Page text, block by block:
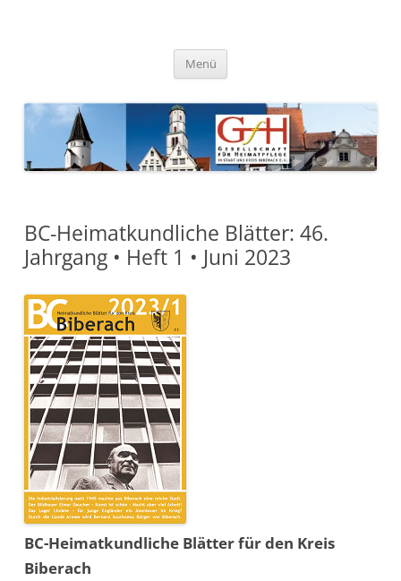
Gesellschaft für Heimatpflege
in Stadt und Kreis Biberach e.
V.
Menü
BC-Heimatkundliche Blätter: 46.
Jahrgang • Heft 1 • Juni 2023
BC-Heimatkundliche Blätter für den Kreis
Biberach